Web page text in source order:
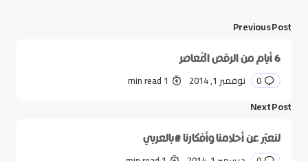
Previous Post
6 أيام من الرقص المُعاصر
0 نوفمبر 1, 2014 1 min read
Next Post
لنعبّر عن أحلامنا وأفكارنا #بالعربي